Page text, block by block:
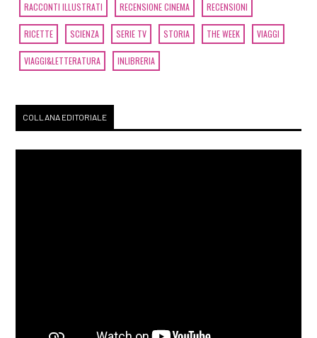
RACCONTI ILLUSTRATI RECENSIONE CINEMA RECENSIONI
RICETTE SCIENZA SERIE TV STORIA THE WEEK VIAGGI
VIAGGI&LETTERATURA INLIBRERIA
COLLANA EDITORIALE